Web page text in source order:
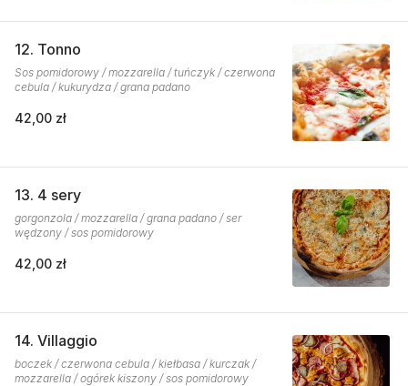
12. Tonno
Sos pomidorowy / mozzarella / tuńczyk / czerwona
cebula / kukurydza / grana padano
42,00 zł
13. 4 sery
gorgonzola / mozzarella / grana padano / ser
wędzony / sos pomidorowy
42,00 zł
14. Villaggio
boczek / czerwona cebula / kiełbasa / kurczak /
mozzarella / ogórek kiszony / sos pomidorowy